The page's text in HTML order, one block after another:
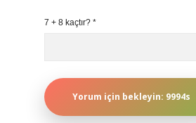
7 + 8 kaçtır? *